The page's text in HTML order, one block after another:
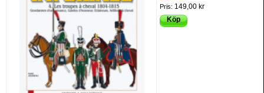
Pris: 149,00 kr
Köp